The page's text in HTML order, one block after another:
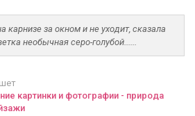
карнизе за окном и не уходит, сказала
необычная серо-голубой......
картинки и фотографии - природа